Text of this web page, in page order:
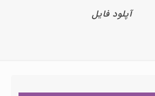
آپلود فایل